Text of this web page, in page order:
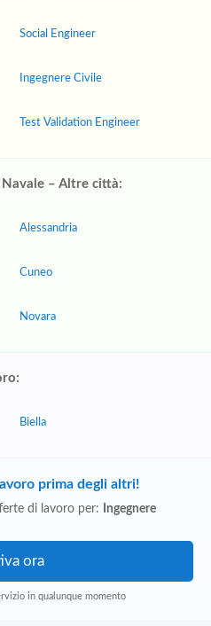
Social Engineer
Ingegnere Civile
Test Validation Engineer
– Altre città:
Alessandria
Cuneo
Novara
Biella
prima degli altri!
di lavoro per:
Ingegnere
in qualunque momento